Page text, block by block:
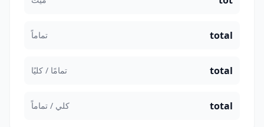
total تماماً
total تمامًا / كليًا
total كلي / تماماً